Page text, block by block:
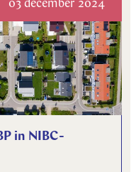
03 december 2024
in NIBC-